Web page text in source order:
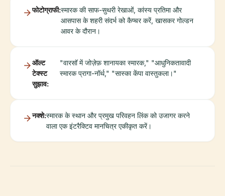
फोटोग्राफी:स्मारक की साफ-सुथरी रेखाओं, कांस्य प्रतिमा और
आसपास के शहरी संदर्भ को कैप्चर करें, खासकर गोल्डन
आवर के दौरान।
ऑल्ट
टेक्स्ट
सुझाव:
"वारसॉ में जोज़ेफ़ शानायका स्मारक," "आधुनिकतावादी
स्मारक प्रागा-नॉर्थ," "सास्का केंपा वास्तुकला।"
नक्शे:स्मारक के स्थान और प्रमुख परिवहन लिंक को उजागर करने
वाला एक इंटरैक्टिव मानचित्र एकीकृत करें।